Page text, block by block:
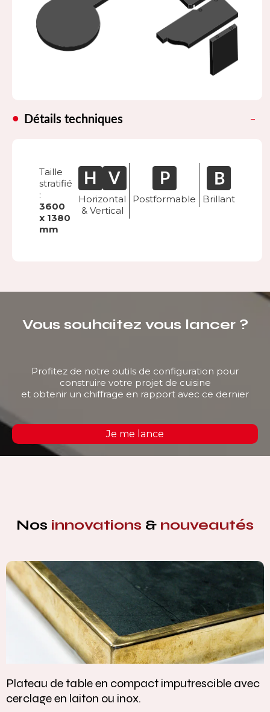
Détails techniques
Taille
stratifié
:
3600
x 1380
mm
Horizontal
& Vertical
Postformable Brillant
Vous souhaitez vous lancer ?
Profitez de notre outils de configuration pour
construire votre projet de cuisine
et obtenir un chiffrage en rapport avec ce dernier
Je me lance
Nos innovations & nouveautés
avec
Vasque intégrée monobloc — élégance et
continuité parfaite